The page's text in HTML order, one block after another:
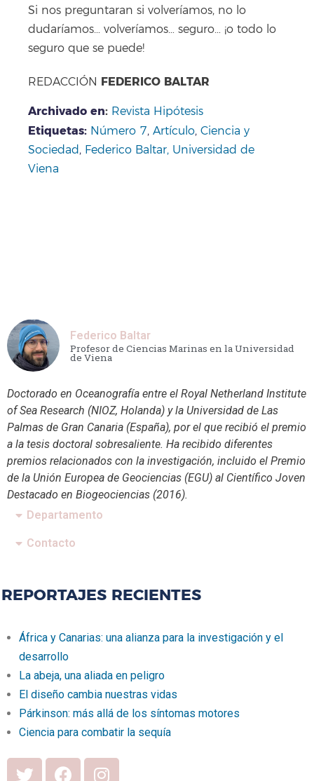
Si nos preguntaran si volveríamos, no lo
dudaríamos… volveríamos… seguro… ¡o todo lo
seguro que se puede!
REDACCIÓN FEDERICO BALTAR
Archivado en: Revista Hipótesis
Etiquetas: Número 7, Artículo, Ciencia y
Sociedad , Federico Baltar, Universidad de
Viena
Federico Baltar
Profesor de Ciencias Marinas en la Universidad
de Viena
Doctorado en Oceanografía entre el Royal Netherland Institute
of Sea Research (NIOZ, Holanda) y la Universidad de Las
Palmas de Gran Canaria (España), por el que recibió el premio
a la tesis doctoral sobresaliente. Ha recibido diferentes
premios relacionados con la investigación, incluido el Premio
de la Unión Europea de Geociencias (EGU) al Científico Joven
Destacado en Biogeociencias (2016).
Departamento
Contacto
REPORTAJES RECIENTES
África y Canarias: una alianza para la investigación y el
desarrollo
La abeja, una aliada en peligro
El diseño cambia nuestras vidas
Párkinson: más allá de los síntomas motores
Ciencia para combatir la sequía